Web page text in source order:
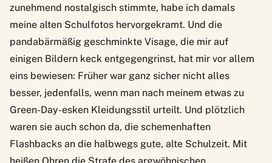
zunehmend nostalgisch stimmte, habe ich damals
meine alten Schulfotos hervorgekramt. Und die
pandabärmäßig geschminkte Visage, die mir auf
einigen Bildern keck entgegengrinst, hat mir vor allem
eins bewiesen: Früher war ganz sicher nicht alles
besser, jedenfalls, wenn man nach meinem etwas zu
Green-Day-esken Kleidungsstil urteilt. Und plötzlich
waren sie auch schon da, die schemenhaften
Flashbacks an die halbwegs gute, alte Schulzeit. Mit